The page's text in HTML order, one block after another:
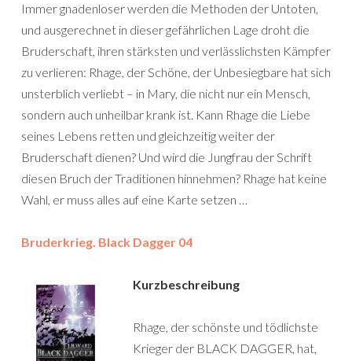
Immer gnadenloser werden die Methoden der Untoten,
und ausgerechnet in dieser gefährlichen Lage droht die
Bruderschaft, ihren stärksten und verlässlichsten Kämpfer
zu verlieren: Rhage, der Schöne, der Unbesiegbare hat sich
unsterblich verliebt – in Mary, die nicht nur ein Mensch,
sondern auch unheilbar krank ist. Kann Rhage die Liebe
seines Lebens retten und gleichzeitig weiter der
Bruderschaft dienen? Und wird die Jungfrau der Schrift
diesen Bruch der Traditionen hinnehmen? Rhage hat keine
Wahl, er muss alles auf eine Karte setzen …
Bruderkrieg. Black Dagger 04
Kurzbeschreibung
Rhage, der schönste und tödlichste
Krieger der BLACK DAGGER, hat,